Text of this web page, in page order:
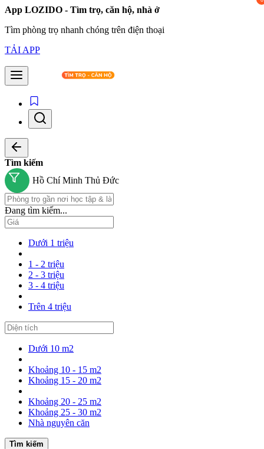
App LOZIDO - Tìm trọ, căn hộ, nhà ở
Tìm phòng trọ nhanh chóng trên điện thoại
TẢI APP
Tìm kiếm
Hồ Chí Minh Thủ Đức
Đang tìm kiếm...
Dưới 1 triệu
1 - 2 triệu
2 - 3 triệu
3 - 4 triệu
Trên 4 triệu
Dưới 10 m2
Khoảng 10 - 15 m2
Khoảng 15 - 20 m2
Khoảng 20 - 25 m2
Khoảng 25 - 30 m2
Nhà nguyên căn
Tìm kiếm